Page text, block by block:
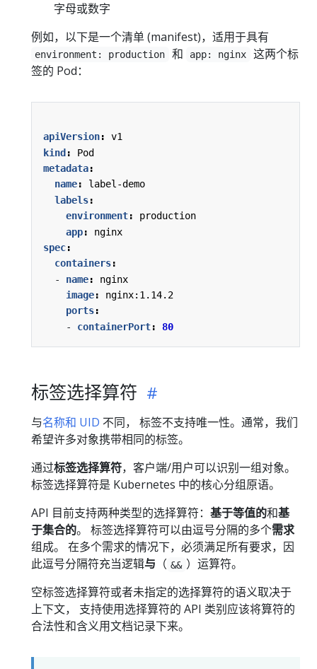
字母或数字
例如，以下是一个清单 (manifest)，适用于具有
environment: production 和 app: nginx
这两个标
签的 Pod：
apiVersion:
v1
kind:
Pod
metadata:
name:
label-demo
labels:
environment:
production
app:
nginx
spec:
containers:
- name:
nginx
image:
nginx:1.14.2
ports:
- containerPort: 80
标签选择算符
与名称和 UID 不同， 标签不支持唯一性。通常，我们
希望许多对象携带相同的标签。
通过标签选择算符，客户端/用户可以识别一组对象。
标签选择算符是 Kubernetes 中的核心分组原语。
API 目前支持两种类型的选择算符： 基于等值的和基
于集合的。 标签选择算符可以由逗号分隔的多个需求
组成。 在多个需求的情况下，必须满足所有要求，因
此逗号分隔符充当逻辑与 （ && ）运算符。
空标签选择算符或者未指定的选择算符的语义取决于
上下文， 支持使用选择算符的 API 类别应该将算符的
合法性和含义用文档记录下来。